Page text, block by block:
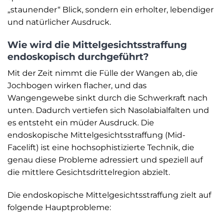
„staunender“ Blick, sondern ein erholter, lebendiger
und natürlicher Ausdruck.
Wie wird die Mittelgesichtsstraffung
endoskopisch durchgeführt?
Mit der Zeit nimmt die Fülle der Wangen ab, die
Jochbogen wirken flacher, und das
Wangengewebe sinkt durch die Schwerkraft nach
unten. Dadurch vertiefen sich Nasolabialfalten und
es entsteht ein müder Ausdruck. Die
endoskopische Mittelgesichtsstraffung (Mid-
Facelift) ist eine hochsophistizierte Technik, die
genau diese Probleme adressiert und speziell auf
die mittlere Gesichtsdrittelregion abzielt.
Die endoskopische Mittelgesichtsstraffung zielt auf
folgende Hauptprobleme: